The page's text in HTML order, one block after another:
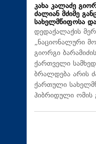
კახა კალაძე
ძალიან მძიმე
სახელმწიფოსა
დედაქალაქის
„ნაციონალური
გიორგი
ქართველი
ბრალდება არის
ქართული
ჰიბრიდული ომის